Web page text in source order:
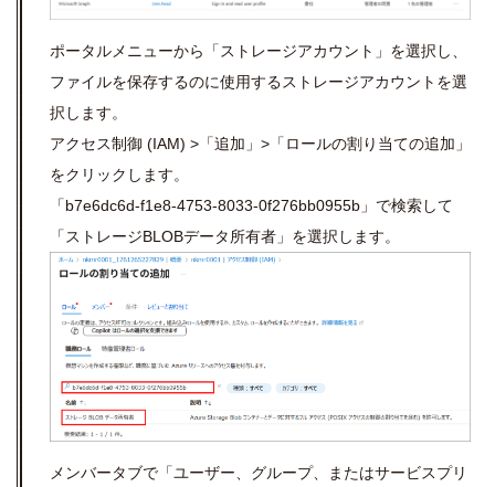
ポータルメニューから「ストレージアカウント」を選択し、
ファイルを保存するのに使用するストレージアカウントを選
択します。
アクセス制御 (IAM) >「追加」>「ロールの割り当ての追加」
をクリックします。
「b7e6dc6d-f1e8-4753-8033-0f276bb0955b」で検索して
「ストレージBLOBデータ所有者」を選択します。
メンバータブで「ユーザー、グループ、またはサービスプリ